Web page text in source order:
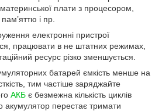
плати з процесором,
і пр.
електронні пристрої
працювати в не штатних режимах,
ресурс різко зменшується.
батарей ємкість менше на
тим частіше заряджайте
АКБ є безмежна кількість циклів
акумулятор перестає тримати